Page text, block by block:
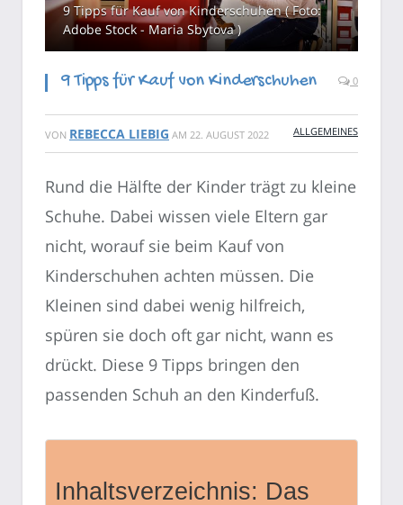
9 Tipps für Kauf von Kinderschuhen ( Foto:
Adobe Stock - Maria Sbytova )
9 Tipps für Kauf von Kinderschuhen 0
VON REBECCA LIEBIG AM 22. AUGUST 2022 ALLGEMEINES
Rund die Hälfte der Kinder trägt zu kleine
Schuhe. Dabei wissen viele Eltern gar
nicht, worauf sie beim Kauf von
Kinderschuhen achten müssen. Die
Kleinen sind dabei wenig hilfreich,
spüren sie doch oft gar nicht, wann es
drückt. Diese 9 Tipps bringen den
passenden Schuh an den Kinderfuß.
Inhaltsverzeichnis: Das